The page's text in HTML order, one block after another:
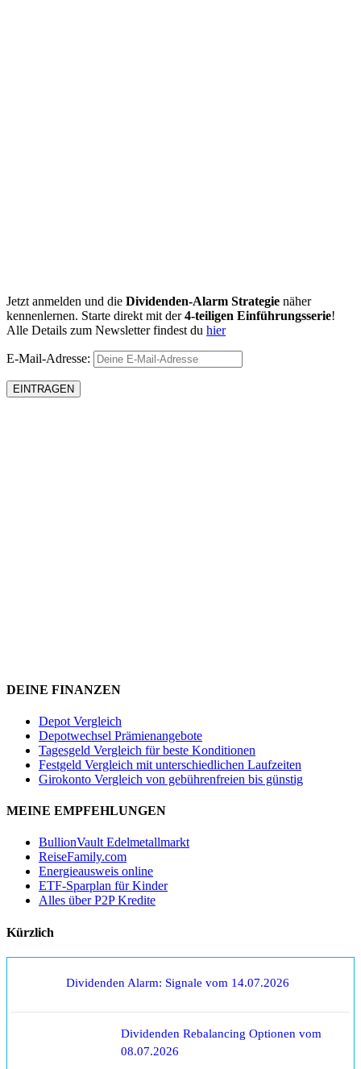
Jetzt anmelden und die Dividenden-Alarm Strategie näher
kennenlernen. Starte direkt mit der4-teiligen Einführungsserie!
Alle Details zum Newsletter findest du hier
E-Mail-Adresse:
DEINE FINANZEN
Depot Vergleich
Depotwechsel Prämienangebote
Tagesgeld Vergleich für beste Konditionen
Festgeld Vergleich mit unterschiedlichen Laufzeiten
Girokonto Vergleich von gebührenfreien bis günstig
MEINE EMPFEHLUNGEN
BullionVault Edelmetallmarkt
ReiseFamily.com
Energieausweis online
ETF-Sparplan für Kinder
Alles über P2P Kredite
Kürzlich
Dividenden Alarm: Signale vom 14.07.2026
Dividenden Rebalancing Optionen vom
08.07.2026